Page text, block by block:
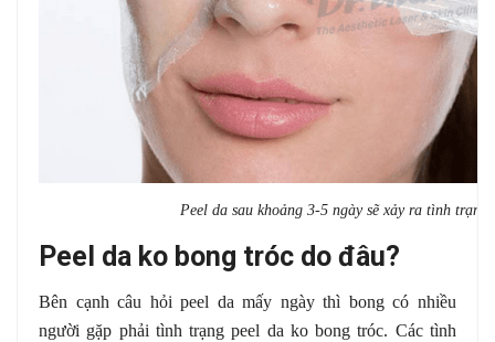
Peel da sau khoảng 3-5 ngày sẽ xảy ra tình trạng
Peel da ko bong tróc do đâu?
Bên cạnh câu hỏi peel da mấy ngày thì bong có nhiều
người gặp phải tình trạng peel da ko bong tróc. Các tình